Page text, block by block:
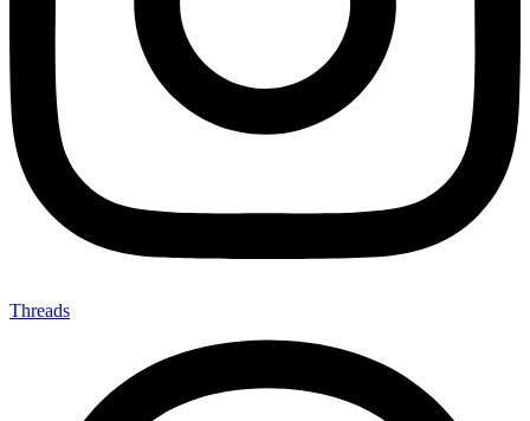
Threads